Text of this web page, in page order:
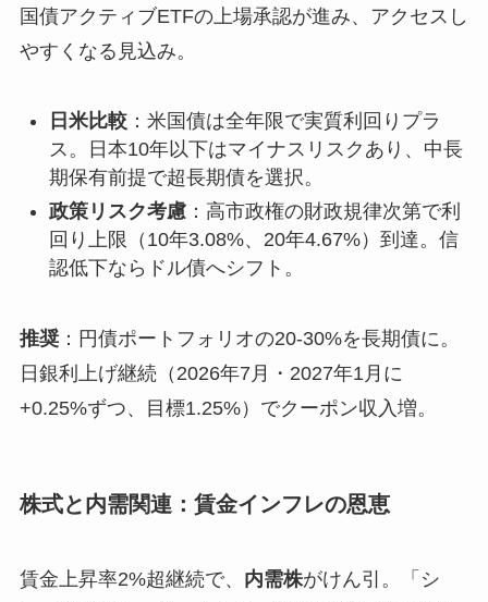
国債アクティブETFの上場承認が進み、アクセスし
やすくなる見込み。
日米比較：米国債は全年限で実質利回りプラ
ス。日本10年以下はマイナスリスクあり、中長
期保有前提で超長期債を選択。
政策リスク考慮：高市政権の財政規律次第で利
回り上限（10年3.08%、20年4.67%）到達。信
認低下ならドル債へシフト。
推奨：円債ポートフォリオの20-30%を長期債に。
日銀利上げ継続（2026年7月・2027年1月に
+0.25%ずつ、目標1.25%）でクーポン収入増。
株式と内需関連：賃金インフレの恩恵
賃金上昇率2%超継続で、 内需株がけん引。「シ